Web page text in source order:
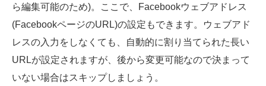
ら編集可能のため)。ここで、Facebookウェブアドレス
(FacebookページのURL)の設定もできます。ウェブアド
レスの入力をしなくても、自動的に割り当てられた長い
URLが設定されますが、後から変更可能なので決まって
いない場合はスキップしましょう。